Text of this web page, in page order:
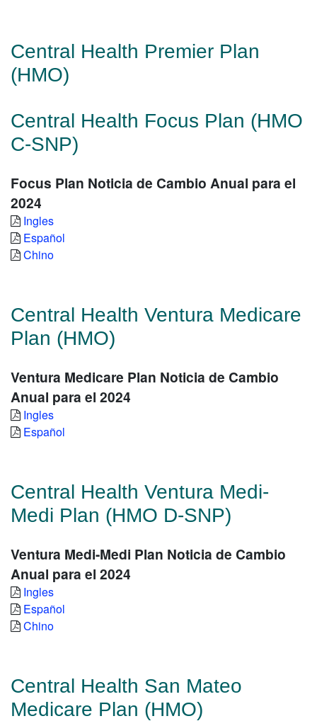
Central Health Premier Plan
(HMO)
Central Health Focus Plan (HMO
C-SNP)
Focus Plan Noticia de Cambio Anual para el
2024
Ingles
Español
Chino
Central Health Ventura Medicare
Plan (HMO)
Ventura Medicare Plan Noticia de Cambio
Anual para el 2024
Ingles
Español
Central Health Ventura Medi-
Medi Plan (HMO D-SNP)
Ventura Medi-Medi Plan Noticia de Cambio
Anual para el 2024
Ingles
Español
Chino
Central Health San Mateo
Medicare Plan (HMO)